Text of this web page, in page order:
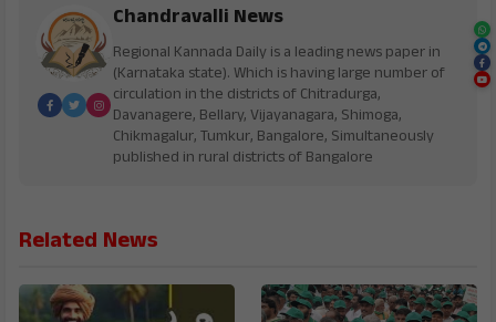
Chandravalli News
Regional Kannada Daily is a leading news paper in
(Karnataka state). Which is having large number of
circulation in the districts of Chitradurga,
Davanagere, Bellary, Vijayanagara, Shimoga,
Chikmagalur, Tumkur, Bangalore, Simultaneously
published in rural districts of Bangalore
Related News